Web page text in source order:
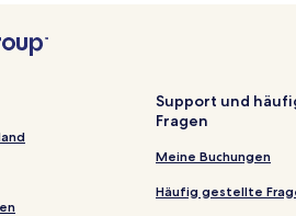
Flix Brewhouse by Galaxy
George Bush Museum at College
Support und
Fragen
Meine Buchungen
Häufig gestellte